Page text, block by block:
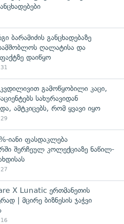
ბარამიძის განცხადებაზე
ღალატისა და
დაიწყო
გამოწყობილი კაცი,
სახურავიდან
ამტკიცებს, რომ ყვავი იყო
იანი ფასდაკლება
შერჩეულ კოლექციაზე ნაწილ-
X Lunatic ერთმანეთის
| მცირე ბიზნესის ჯაჭვი